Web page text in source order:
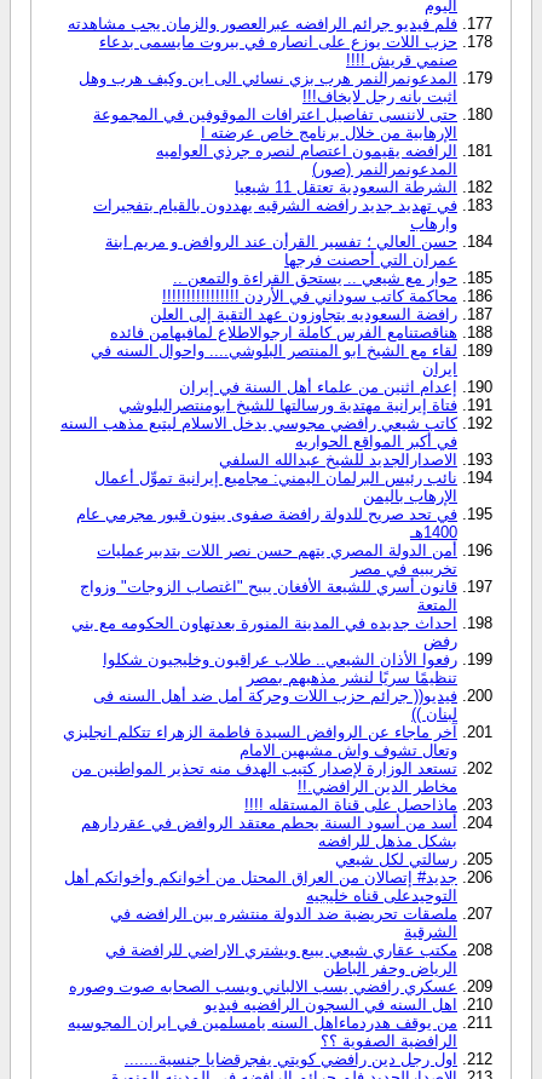
اليوم
فلم فيديو جرائم الرافضه عبرالعصور والزمان يجب مشاهدته
حزب اللات يوزع على انصاره في بيروت مايسمى بدعاء
صنمي قريش !!!!
المدعونمرالنمر هرب بزي نسائي الى اين وكيف هرب وهل
اثبت بانه رجل لايخاف!!!
حتى لاننسى تفاصيل اعترافات الموقوفين في المجموعة
الإرهابية من خلال برنامج خاص عرضته ا
الرافضه يقيمون اعتصام لنصره جرذي العواميه
المدعونمرالنمر (صور)
الشرطة السعودية تعتقل 11 شيعيا
في تهديد جديد رافضه الشرقيه يهددون بالقيام بتفجيرات
وارهاب
حسن العالي ؛ تفسير القرأن عند الروافض و مريم ابنة
عمران التي أحصنت فرجها
حوار مع شيعي .. يستحق القراءة والتمعن ..
محاكمة كاتب سوداني في الأردن !!!!!!!!!!!!!!!!
رافضة السعوديه يتجاوزون عهد التقية إلى العلن
هناقصتنامع الفرس كاملة ارجوالاطلاع لمافيهامن فائده
لقاء مع الشيخ ابو المنتصر البلوشي.... واحوال السنه في
ايران
إعدام اثنين من علماء أهل السنة في إيران
فتاة إيرانية مهتدية ورسالتها للشيخ ابومنتصرالبلوشي
كاتب شيعي رافضي مجوسي يدخل الاسلام ليتبع مذهب السنه
في أكبر المواقع الحواريه
الاصدارالجديد للشيخ عبدالله السلفي
نائب رئيس البرلمان اليمني: مجاميع إيرانية تموِّل أعمال
الإرهاب باليمن
في تحد صريح للدولة رافضة صفوى يبنون قبور مجرمي عام
1400هـ
أمن الدولة المصري يتهم حسن نصر اللات بتدبيرعمليات
تخريبيه في مصر
قانون أسري للشيعة الأفغان يبيح "اغتصاب الزوجات" وزواج
المتعة
احداث جديده في المدينة المنورة بعدتهاون الحكومه مع بني
رفض
رفعوا الأذان الشيعي.. طلاب عراقيون وخليجيون شكلوا
تنظيمًا سريًا لنشر مذهبهم بمصر
فيديو(( جرائم حزب اللات وحركة أمل ضد أهل السنه فى
لبنان ))
آخر ماجاء عن الروافض السيدة فاطمة الزهراء تتكلم انجليزي
وتعال تشوف واش مشبهين الامام
تستعد الوزارة لإصدار كتيب الهدف منه تحذير المواطنين من
مخاطر الدين الرافضي.!!
ماذاحصل على قناة المستقله !!!!
أسد من أسود السنة يحطم معتقد الروافض في عقردارهم
بشكل مذهل للرافضه
رسالتي لكل شيعي
جديد# إتصالان من العراق المحتل من أخوانكم وأخواتكم أهل
التوحيدعلى قناه خليجيه
ملصقات تحريضية ضد الدولة منتشره بين الرافضه في
الشرقية
مكتب عقاري شيعي يبيع ويشتري الاراضي للرافضة في
الرياض وحفر الباطن
عسكري رافضي يسب الالباني ويسب الصحابه صوت وصوره
اهل السنه في السجون الرافضيه فيديو
من يوقف هدردماءاهل السنه يامسلمين في ايران المجوسيه
الرافضية الصفوية ؟؟
اول رجل دين رافضي كويتي يفجرقضايا جنسية.......